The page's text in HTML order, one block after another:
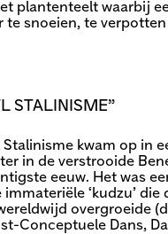
plantenteelt waarbij
te snoeien, te
STALINISME”
Stalinisme kwam op in
in de verstrooide
eeuw. Het was
‘kudzu’ die
overgroeide
Conceptuele Dans,